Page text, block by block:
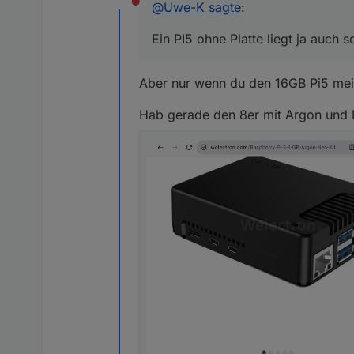
Ein PI5 ohne Platte liegt ja
Mein Plan war inzwischen
Nicht stören
@Uwe-K sagte:
Ein PI5 ohne Platte liegt ja auch
Aber nur wenn du den 16GB Pi5
Hab gerade den 8er mit Argon